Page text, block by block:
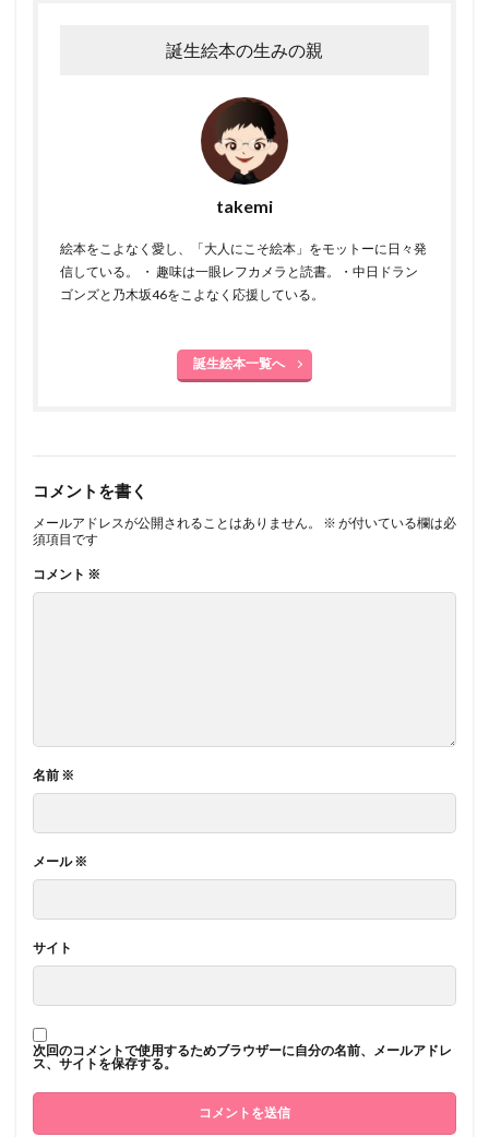
誕生絵本の生みの親
takemi
絵本をこよなく愛し、「大人にこそ絵本」をモットーに日々発
信している。 ・ 趣味は一眼レフカメラと読書。・中日ドラン
ゴンズと乃木坂46をこよなく応援している。
誕生絵本一覧へ
コメントを書く
メールアドレスが公開されることはありません。 ※ が付いている欄は必
須項目です
コメント ※
名前 ※
メール※
サイト
次回のコメントで使用するためブラウザーに自分の名前、メールアドレ
ス、サイトを保存する。